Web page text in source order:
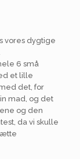
vores dygtige
6 små
et lille
det, for
mad, og det
og den
da vi skulle